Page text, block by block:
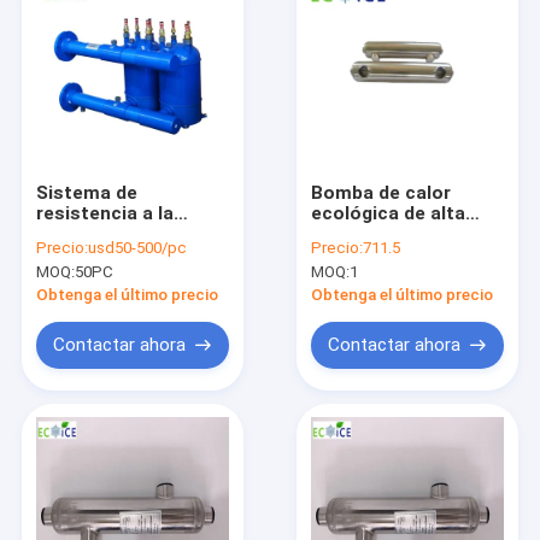
Sobre nosotros
Sistema de
resistencia a la
intercambiador de
calor de natación de
concha y tubo
piscina de titanio
Precio:usd50-500/pc
MOQ:50PC
Obtenga el último precio
Contactar ahora
Bomba de calor
ecológica de alta
intercambiador de
calor compatible de
acero inoxidable para
trasero
Precio:711.5
MOQ:1
Obtenga el último precio
Contactar ahora